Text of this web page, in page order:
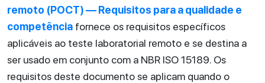
remoto (POCT) — Requisitos para a qualidade e
competência fornece os requisitos específicos
aplicáveis ao teste laboratorial remoto e se destina a
ser usado em conjunto com a NBR ISO 15189. Os
requisitos deste documento se aplicam quando o